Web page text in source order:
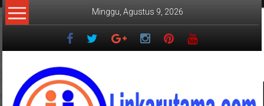
Lompat
ke
Minggu, Agustus 9, 2026